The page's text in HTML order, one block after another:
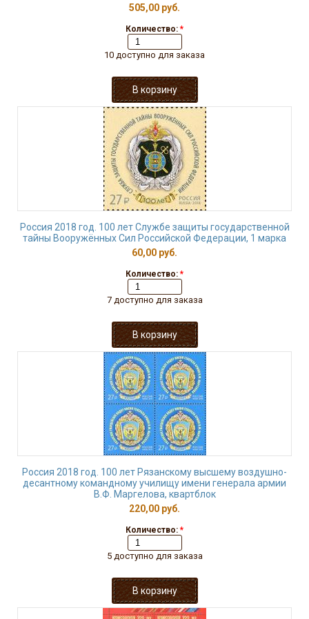
505,00 руб.
Количество: *
10 доступно для заказа
Россия 2018 год. 100 лет Службе защиты государственной
тайны Вооружённых Сил Российской Федерации, 1 марка
60,00 руб.
Количество: *
7 доступно для заказа
Россия 2018 год. 100 лет Рязанскому высшему воздушно-
десантному командному училищу имени генерала армии
В.Ф. Маргелова, квартблок
220,00 руб.
Количество: *
5 доступно для заказа